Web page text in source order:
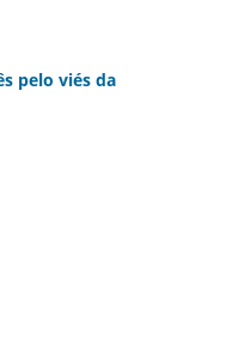
pelo viés da